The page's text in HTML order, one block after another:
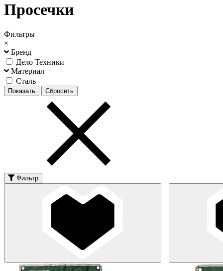
Просечки
Фильтры
×
Бренд
Дело Техники
Материал
Сталь
Фильтр